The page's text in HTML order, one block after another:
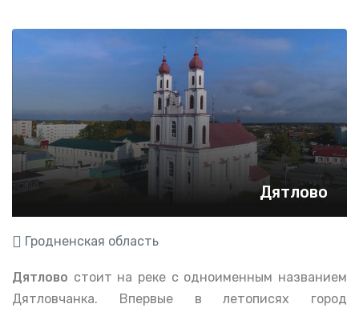
Дятлово
Гродненская область
Дятлово стоит на реке с одноименным названием
Дятловчанка. Впервые в летописях город